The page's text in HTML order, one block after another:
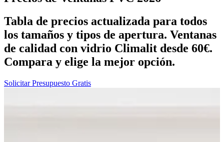
Tabla de precios actualizada para todos
los tamaños y tipos de apertura. Ventanas
de calidad con vidrio Climalit desde 60€.
Compara y elige la mejor opción.
Solicitar Presupuesto Gratis